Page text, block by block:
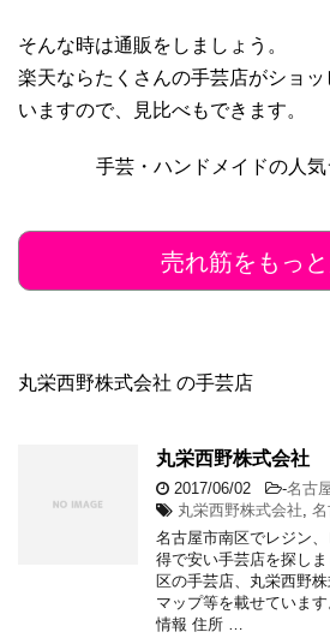
そんな時は通販をしましょう。
楽天ならたくさんの手芸店がショ
いますので、見比べもできます。
手芸・ハンドメイドの人気
売れ筋をもっ
丸栄西野株式会社 の手芸店
丸栄西野株式会社
2017/06/02 -名古
丸栄西野株式会社
名古屋市南区でレジン
得で安い手芸店を探し
区の手芸店、丸栄西野
マップ等を載せていま
情報 住所 …